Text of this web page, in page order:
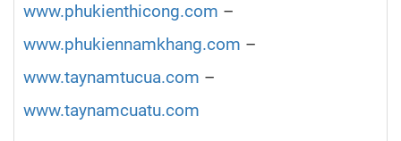
www.phukienthicong.com –
www.phukiennamkhang.com –
www.taynamtucua.com –
www.taynamcuatu.com